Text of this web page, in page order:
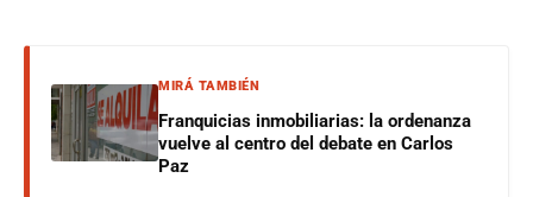
MIRÁ TAMBIÉN
Franquicias inmobiliarias: la ordenanza
vuelve al centro del debate en Carlos
Paz